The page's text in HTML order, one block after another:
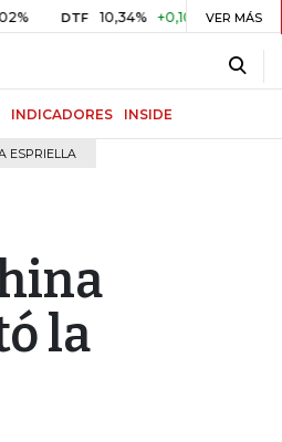
DTF 10,34% +0,10% +0,98% UVR
VER MÁS
INDICADORES INSIDE
ESPRIELLA
la